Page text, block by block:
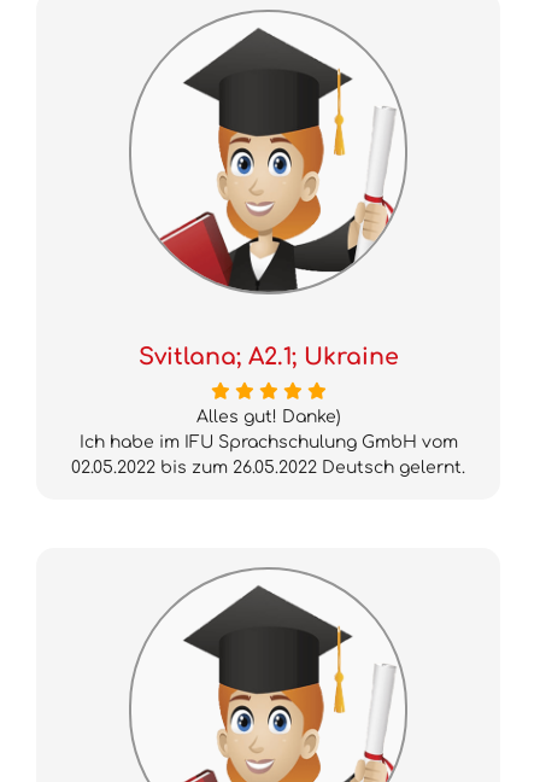
Svitlana; A2.1; Ukraine
Alles gut! Danke)
Ich habe im IFU Sprachschulung GmbH vom
02.05.2022 bis zum 26.05.2022 Deutsch gelernt.